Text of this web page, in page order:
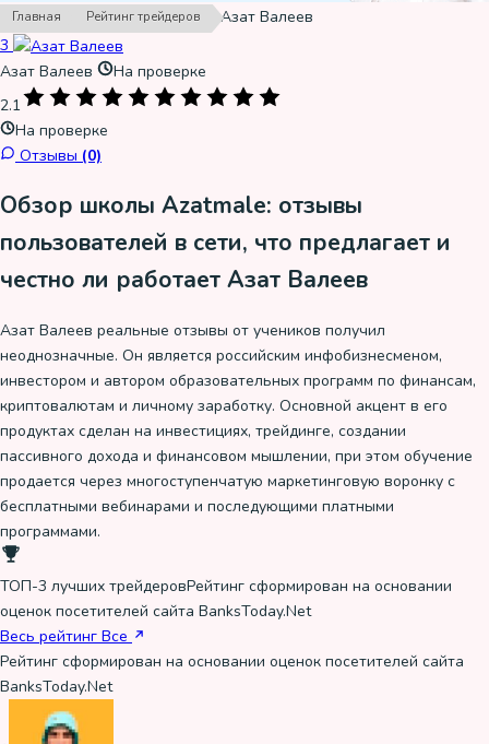
Главная Рейтинг трейдеров ›Азат Валеев
3
Азат Валеев
На проверке
2.1
На проверке
Отзывы (0)
Обзор школы Azatmale: отзывы
пользователей в сети, что предлагает и
честно ли работает Азат Валеев
Азат Валеев реальные отзывы от учеников получил
неоднозначные. Он является российским инфобизнесменом,
инвестором и автором образовательных программ по финансам,
криптовалютам и личному заработку. Основной акцент в его
продуктах сделан на инвестициях, трейдинге, создании
пассивного дохода и финансовом мышлении, при этом обучение
продается через многоступенчатую маркетинговую воронку с
бесплатными вебинарами и последующими платными
программами.
ТОП-3 лучших трейдеровРейтинг сформирован на основании
оценок посетителей сайта BanksToday.Net
Весь рейтинг Все
Рейтинг сформирован на основании оценок посетителей сайта
BanksToday.Net